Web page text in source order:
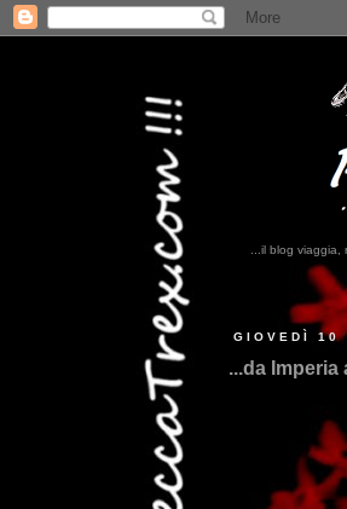
...il blog
GIOVEDÌ 10
...da Imperia